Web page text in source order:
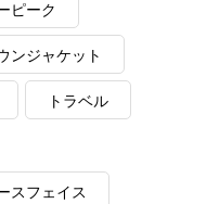
ピーク
ンジャケット
トラベル
スフェイス